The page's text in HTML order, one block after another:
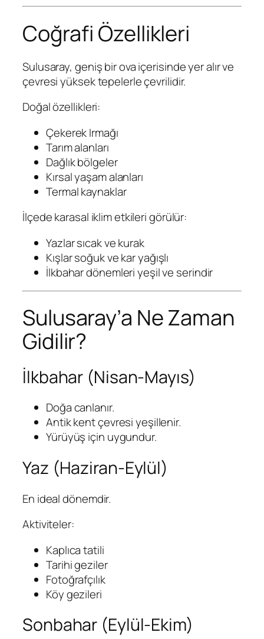
Coğrafi Özellikleri
Sulusaray, geniş bir ova içerisinde yer alır ve
çevresi yüksek tepelerle çevrilidir.
Doğal özellikleri:
Çekerek Irmağı
Tarım alanları
Dağlık bölgeler
Kırsal yaşam alanları
Termal kaynaklar
İlçede karasal iklim etkileri görülür:
Yazlar sıcak ve kurak
Kışlar soğuk ve kar yağışlı
İlkbahar dönemleri yeşil ve serindir
Sulusaray’a Ne Zaman
Gidilir?
İlkbahar (Nisan-Mayıs)
Doğa canlanır.
Antik kent çevresi yeşillenir.
Yürüyüş için uygundur.
Yaz (Haziran-Eylül)
En ideal dönemdir.
Aktiviteler:
Kaplıca tatili
Tarihi geziler
Fotoğrafçılık
Köy gezileri
Sonbahar (Eylül-Ekim)